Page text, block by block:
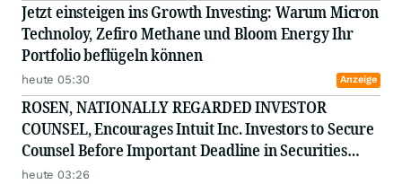
Jetzt einsteigen ins Growth Investing: Warum Micron
Technoloy, Zefiro Methane und Bloom Energy Ihr
Portfolio beflügeln können
heute 05:30 Anzeige
ROSEN, NATIONALLY REGARDED INVESTOR
COUNSEL, Encourages Intuit Inc. Investors to Secure
Counsel Before Important Deadline in Securities
Class Action - INTU
heute 03:26